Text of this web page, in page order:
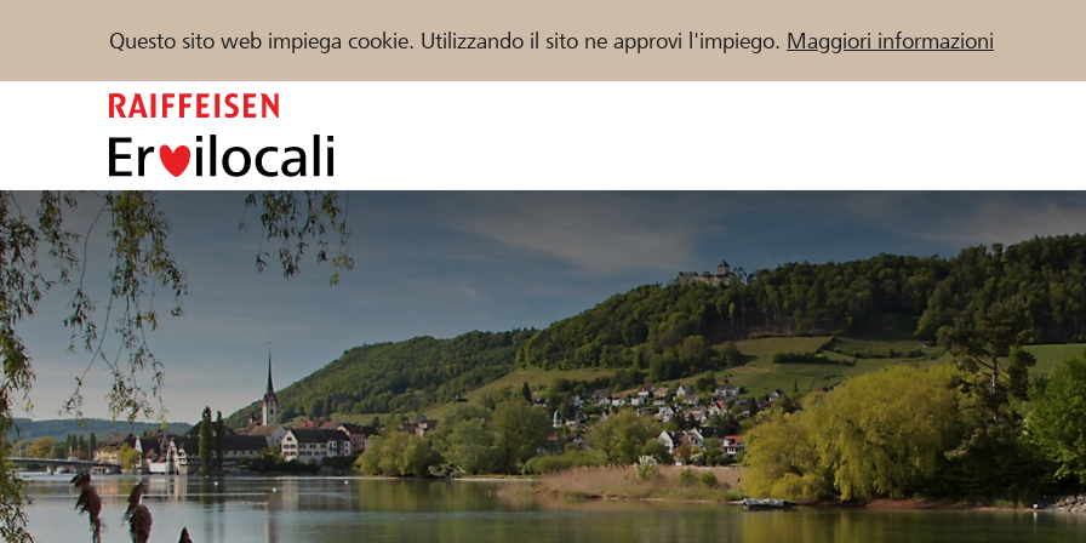
Questo sito web impiega cookie. Utilizzando il sito ne approvi l'impiego. Maggiori informazioni
Sostenere Aiuto & supporto
Trova progetti e organizzazioni
DE FR IT